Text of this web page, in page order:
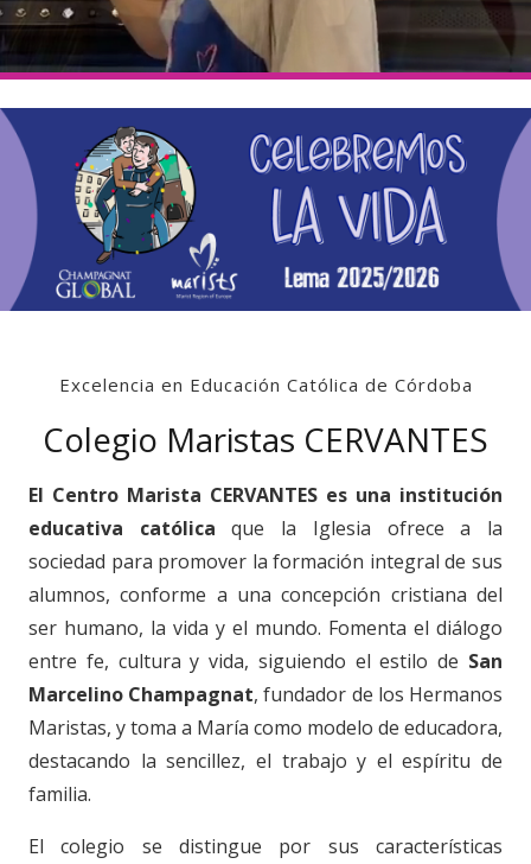
Excelencia en Educación Católica de Córdoba
Colegio Maristas CERVANTES
El Centro Marista CERVANTES es una institución
educativa católica que la Iglesia ofrece a la
sociedad para promover la formación integral de sus
alumnos, conforme a una concepción cristiana del
ser humano, la vida y el mundo. Fomenta el diálogo
entre fe, cultura y vida, siguiendo el estilo de San
Marcelino Champagnat, fundador de los Hermanos
Maristas, y toma a María como modelo de educadora,
destacando la sencillez, el trabajo y el espíritu de
familia.
El colegio se distingue por sus características